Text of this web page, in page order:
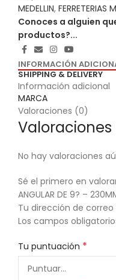
MEDELLIN, FERRETERIAS
Conoces a alguien
productos?...
INFORMACIÓN
SHIPPING & DELIVERY
Información adicional
MARCA
Valoraciones (0)
Valoraciones
No hay valoraciones
Sé el primero en valorar
ANGULAR DE 9? –
Tu dirección de
Los campos
Tu puntuación *